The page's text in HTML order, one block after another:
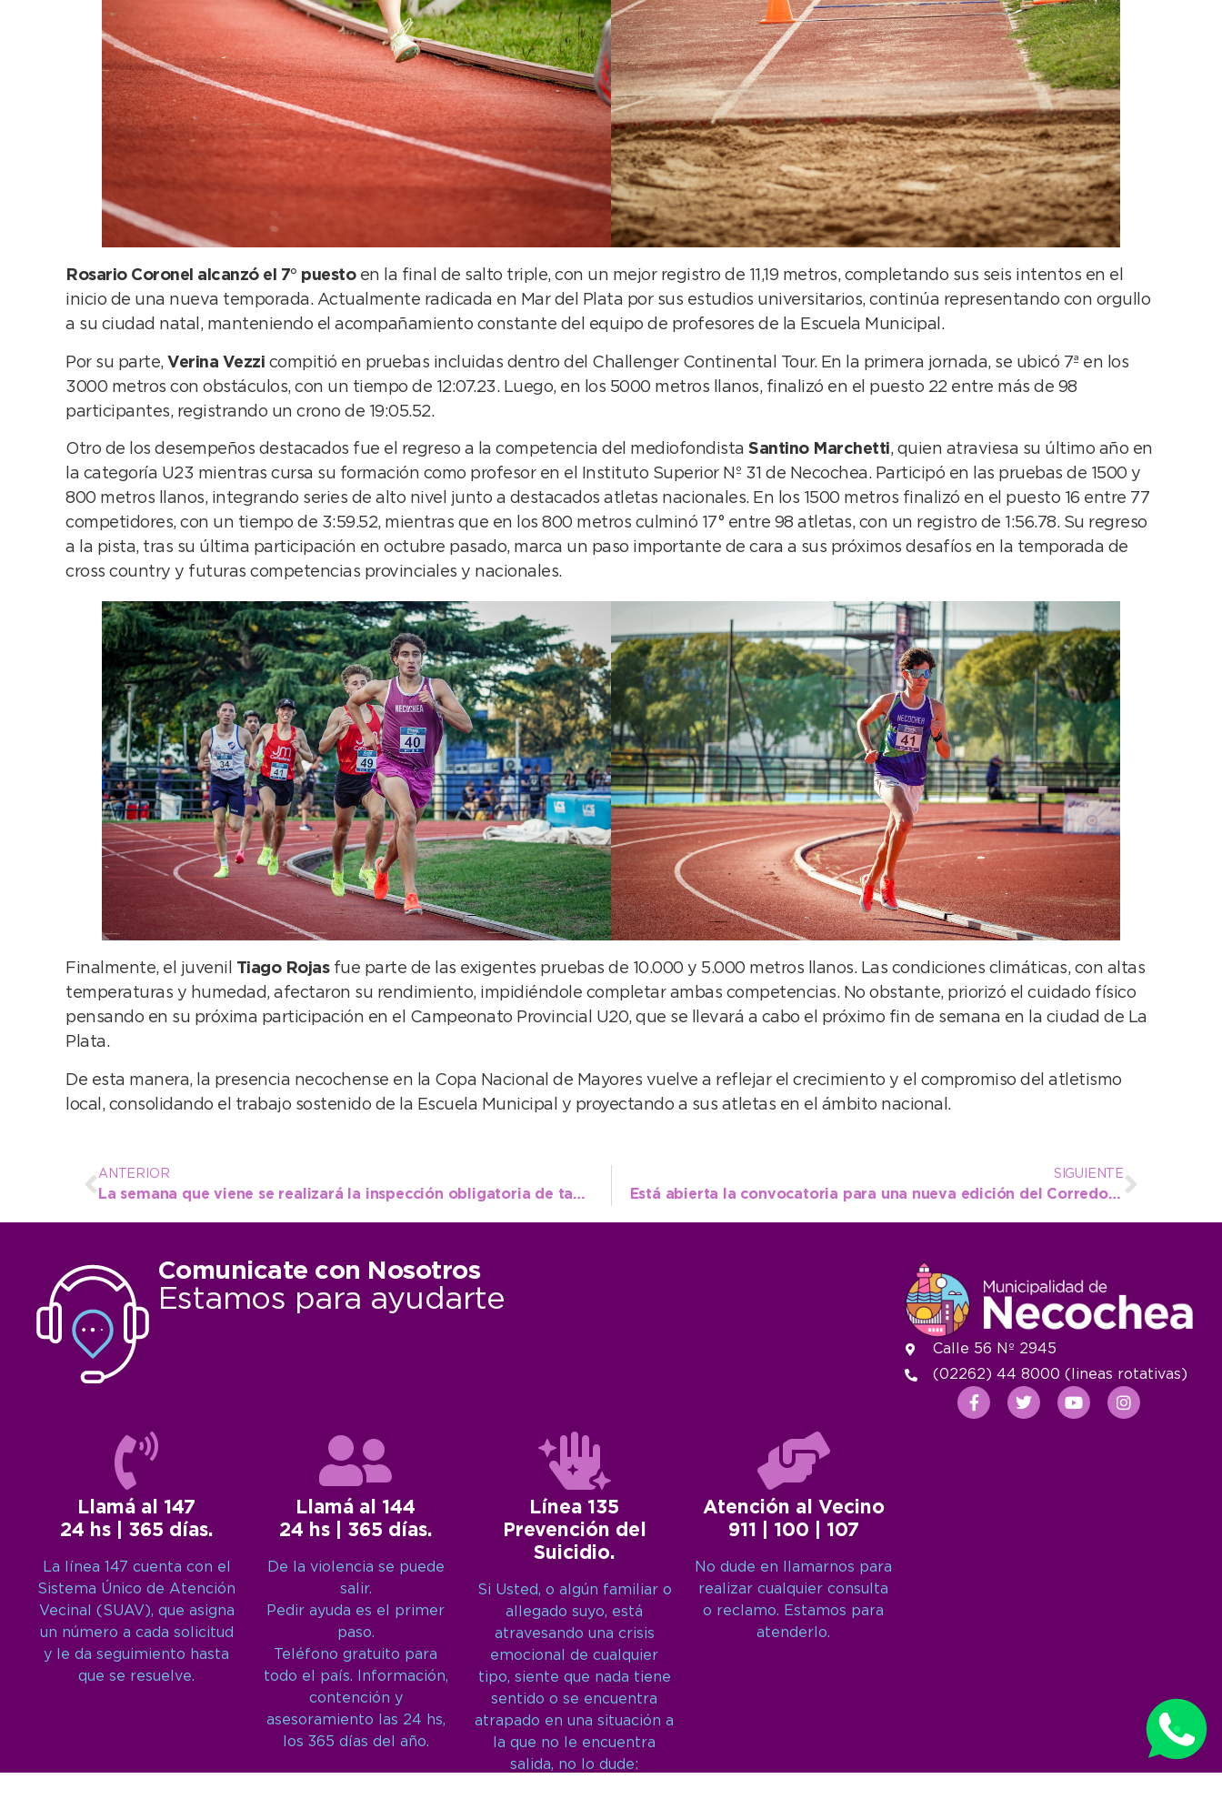
Rosario Coronel alcanzó el 7° puestoen la final de salto triple, con un mejor registro de 11,19 metros, completando sus seis intentos en el
inicio de una nueva temporada. Actualmente radicada en Mar del Plata por sus estudios universitarios, continúa representando con orgullo
a su ciudad natal, manteniendo el acompañamiento constante del equipo de profesores de la Escuela Municipal.
Por su parte, Verina Vezzi compitió en pruebas incluidas dentro del Challenger Continental Tour. En la primera jornada, se ubicó 7ª en los
3000 metros con obstáculos, con un tiempo de 12:07.23. Luego, en los 5000 metros llanos, finalizó en el puesto 22 entre más de 98
participantes, registrando un crono de 19:05.52.
Otro de los desempeños destacados fue el regreso a la competencia del mediofondista Santino Marchetti, quien atraviesa su último año en
la categoría U23 mientras cursa su formación como profesor en el Instituto Superior Nº 31 de Necochea. Participó en las pruebas de 1500 y
800 metros llanos, integrando series de alto nivel junto a destacados atletas nacionales. En los 1500 metros finalizó en el puesto 16 entre 77
competidores, con un tiempo de 3:59.52, mientras que en los 800 metros culminó 17° entre 98 atletas, con un registro de 1:56.78. Su regreso
a la pista, tras su última participación en octubre pasado, marca un paso importante de cara a sus próximos desafíos en la temporada de
cross country y futuras competencias provinciales y nacionales.
Finalmente, el juvenil Tiago Rojasfue parte de las exigentes pruebas de 10.000 y 5.000 metros llanos. Las condiciones climáticas, con altas
temperaturas y humedad, afectaron su rendimiento, impidiéndole completar ambas competencias. No obstante, priorizó el cuidado físico
pensando en su próxima participación en el Campeonato Provincial U20, que se llevará a cabo el próximo fin de semana en la ciudad de La
Plata.
De esta manera, la presencia necochense en la Copa Nacional de Mayores vuelve a reflejar el crecimiento y el compromiso del atletismo
local, consolidando el trabajo sostenido de la Escuela Municipal y proyectando a sus atletas en el ámbito nacional.
ANTERIOR
La semana que viene se realizará la inspección obligatoria de taxis del segundo trimestre
SIGUIENTE
Está abierta la convocatoria para una nueva edición del Corredor Gastronómico patrio
Comunicate con Nosotros
Estamos para ayudarte
Llamá al 147
24 hs | 365 días.
La línea 147 cuenta con el
Sistema Único de Atención
Vecinal (SUAV), que asigna
un número a cada solicitud
y le da seguimiento hasta
que se resuelve.
Llamá al 144
24 hs | 365 días.
De la violencia se puede
salir.
Pedir ayuda es el primer
paso.
Teléfono gratuito para
todo el país. Información,
contención y
asesoramiento las 24 hs,
los 365 días del año.
Línea 135
Prevención del
Suicidio.
Si Usted, o algún familiar o
allegado suyo, está
atravesando una crisis
emocional de cualquier
tipo, siente que nada tiene
sentido o se encuentra
atrapado en una situación a
la que no le encuentra
salida, no lo dude:
Atención al Vecino
911 | 100 | 107
No dude en llamarnos para
realizar cualquier consulta
o reclamo. Estamos para
atenderlo.
Calle 56 Nº 2945
(02262) 44 8000 (lineas rotativas)